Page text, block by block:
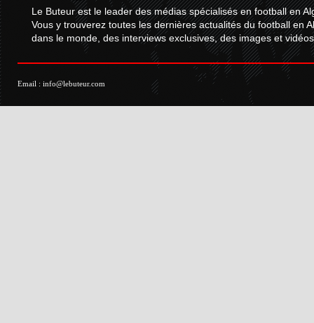
Le Buteur est le leader des médias spécialisés en football en
Vous y trouverez toutes les dernières actualités du football en
dans le monde, des interviews exclusives, des images et
Email : info@lebuteur.com